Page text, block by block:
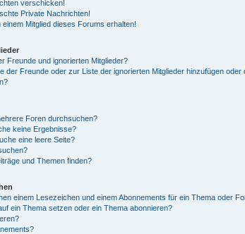
verschicken!
Private Nachrichten!
Mitglied dieses Forums erhalten!
Freunde und ignorierten Mitglieder?
der Freunde oder zur Liste der ignorierten Mitglieder hinzufügen oder
Foren durchsuchen?
keine Ergebnisse?
eine leere Seite?
und Themen finden?
einem Lesezeichen und einem Abonnements für ein Thema oder
ein Thema setzen oder ein Thema abonnieren?